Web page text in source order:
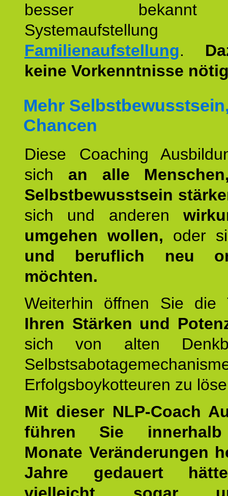
besser
Familienaufstellung.
keine Vorkenntnisse
Mehr
Chancen
Diese Coaching
sich an alle
Selbstbewusstsein
sich und anderen
umgehen wollen, oder
und beruflich neu
möchten.
Weiterhin öffnen Sie
Ihren Stärken und
sich von alten
Erfolgsboykotteuren zu
Mit dieser NLP-Coach
führen Sie
Monate Veränderungen
Jahre gedauert